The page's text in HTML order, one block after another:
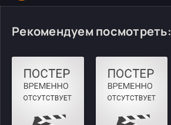
Рекомендуем посмотреть: